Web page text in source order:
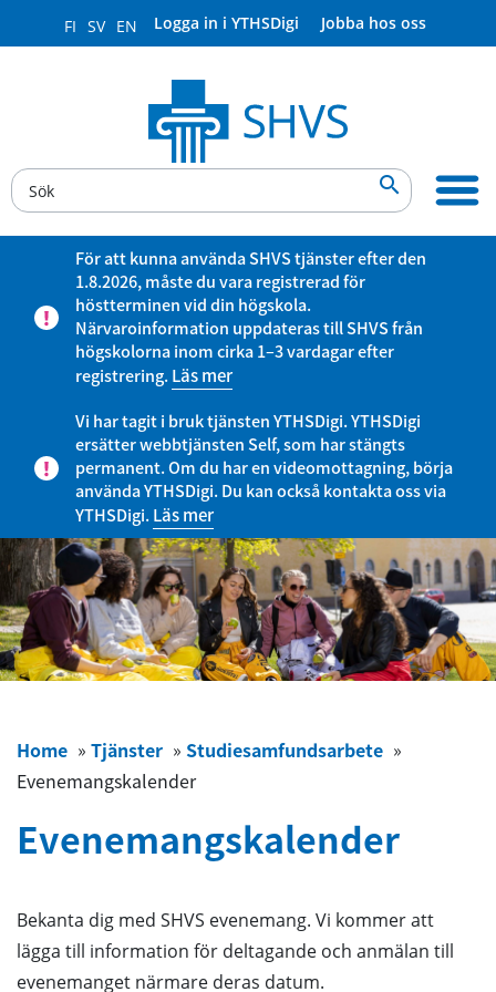
FI SV EN Logga in i YTHSDigi Jobba hos oss

För att kunna använda SHVS tjänster efter den
1.8.2026, måste du vara registrerad för
höstterminen vid din högskola.
Närvaroinformation uppdateras till SHVS från
högskolorna inom cirka 1–3 vardagar efter
registrering.Läs mer
Vi har tagit i bruk tjänsten YTHSDigi. YTHSDigi
ersätter webbtjänsten Self, som har stängts
permanent. Om du har en videomottagning, börja
använda YTHSDigi. Du kan också kontakta oss via
YTHSDigi.Läs mer
Home » Tjänster » Studiesamfundsarbete »
Evenemangskalender
Evenemangskalender
Bekanta dig med SHVS evenemang. Vi kommer att
lägga till information för deltagande och anmälan till
evenemanget närmare deras datum.